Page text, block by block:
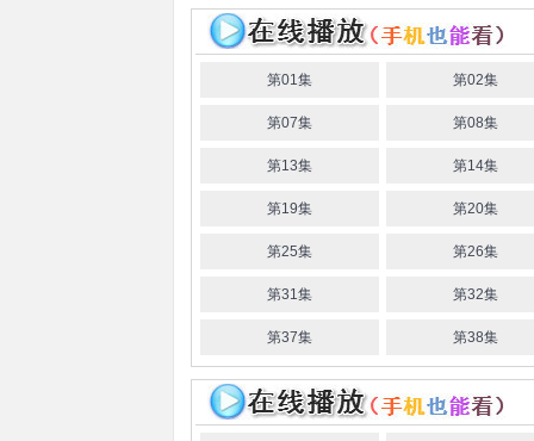
蓝盈莹 甄锡 王唯 刘馨圆
汤镇业 孙亦沐 赵英龙 厉
肖轶 羿坤
金美辛
刘浩群 肖雨 丁子朗 孙千
予 祁晨 郭馨钰 金澜汐 周
第01集 第02集
第07集 第08集
第13集 第14集
第19集 第20集
第25集 第26集
第31集 第32集
第37集 第38集